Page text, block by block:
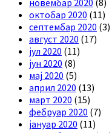
новембар 2020 (8)
октобар 2020 (11)
септембар 2020 (3)
август 2020 (17)
јул 2020 (11)
јун 2020 (8)
мај 2020 (5)
април 2020 (13)
март 2020 (15)
фебруар 2020 (7)
јануар 2020 (11)